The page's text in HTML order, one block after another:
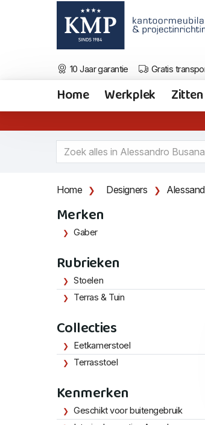
10 Jaar garantie Gratis
Home Werkplek Zitten
Home Designers
Merken
Gaber
Rubrieken
Stoelen
Terras & Tuin
Collecties
Eetkamerstoel
Terrasstoel
Kenmerken
Geschikt voor buitengebruik